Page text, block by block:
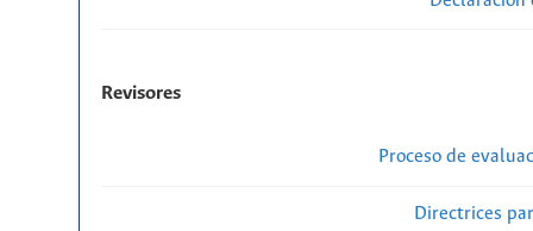
Revisores
Proceso de
Directrices